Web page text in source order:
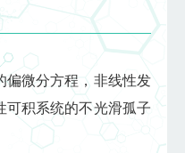
偏微分方程，非线性发
可积系统的不光滑孤子